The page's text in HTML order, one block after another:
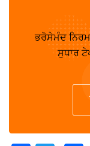
ਭਰੋਸੇਮੰਦ
ਸੁਧਾਰ